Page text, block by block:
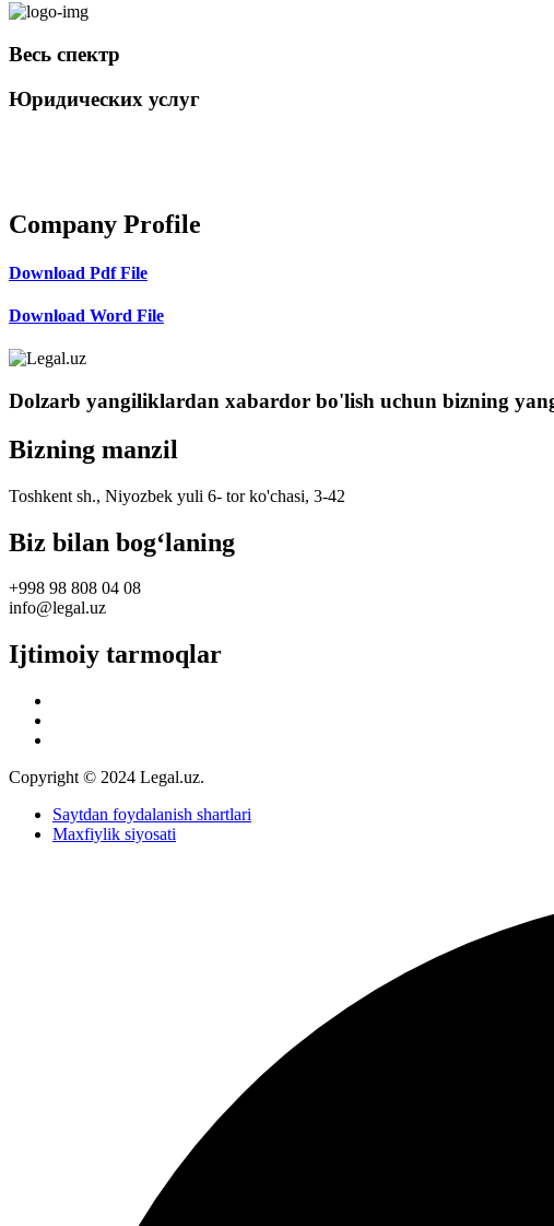
Весь спектр
Юридических услуг
Company Profile
Download Pdf File
Download Word File
Dolzarb yangiliklardan xabardor bo'lish uchun bizning
Bizning manzil
Toshkent sh., Niyozbek yuli 6- tor ko'chasi, 3-42
Biz bilan bog‘laning
+998 98 808 04 08
info@legal.uz
Ijtimoiy tarmoqlar
Copyright © 2024 Legal.uz.
Saytdan foydalanish shartlari
Maxfiylik siyosati